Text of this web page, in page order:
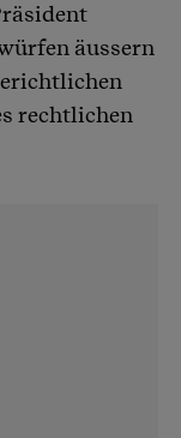
äussern
rechtlichen